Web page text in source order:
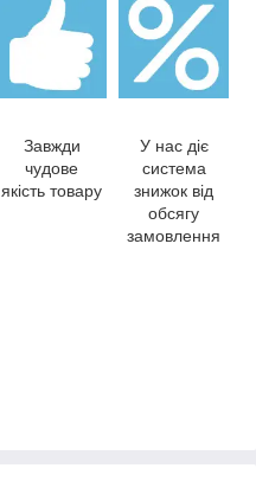
Завжди
чудове
якість товару
У нас діє
система
знижок від
обсягу
замовлення